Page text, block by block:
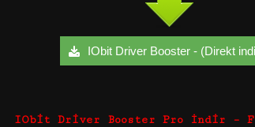
IObit Driver Booster - (Direkt
IObit Driver Booster Pro İndir –